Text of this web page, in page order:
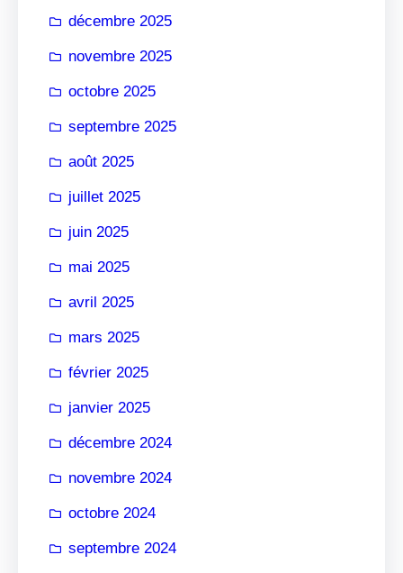
décembre 2025
novembre 2025
octobre 2025
septembre 2025
août 2025
juillet 2025
juin 2025
mai 2025
avril 2025
mars 2025
février 2025
janvier 2025
décembre 2024
novembre 2024
octobre 2024
septembre 2024